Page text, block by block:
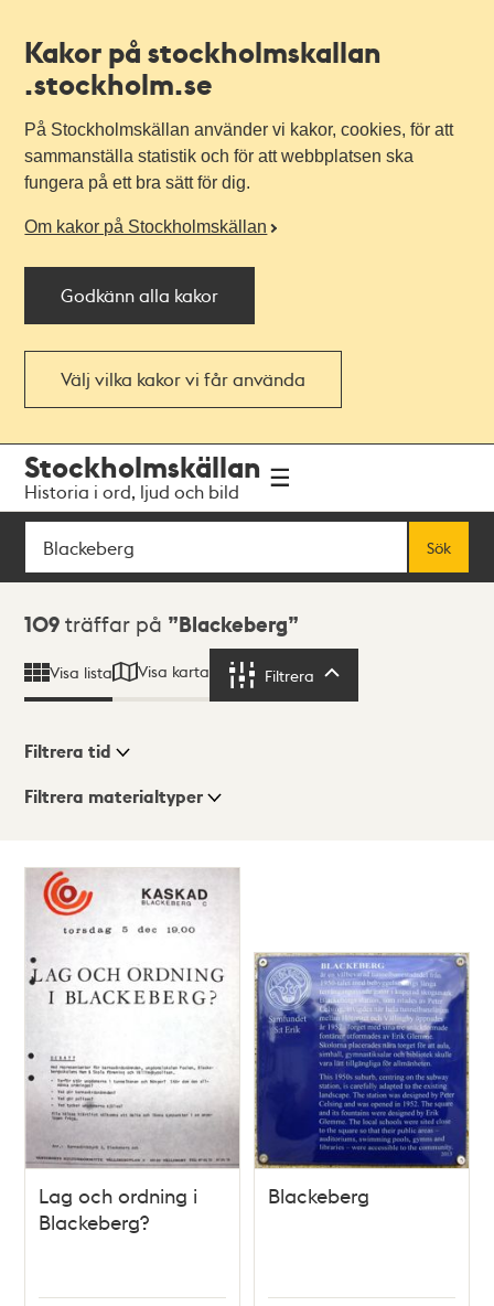
Kakor på stockholmskallan
.stockholm.se
På Stockholmskällan använder vi kakor, cookies, för att
sammanställa statistik och för att webbplatsen ska
fungera på ett bra sätt för dig.
Om kakor på Stockholmskällan
Godkänn alla kakor
Välj vilka kakor vi får använda
navigationen
huvudinnehållet
Stockholmskällan
Historia i ord, ljud och bild
Sök
Sök
Sökresultat
109 träffar på Blackeberg
Visa lista Visa karta Filtrera
Visningsläge
Lista
Karta
Filtrera tid
Filtrera materialtyper
träffar
Lag och ordning i
Blackeberg?
Blackeberg